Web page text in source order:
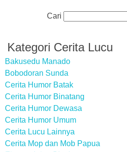
Cari
Kategori Cerita Lucu
Bakusedu Manado
Bobodoran Sunda
Cerita Humor Batak
Cerita Humor Binatang
Cerita Humor Dewasa
Cerita Humor Umum
Cerita Lucu Lainnya
Cerita Mop dan Mob Papua